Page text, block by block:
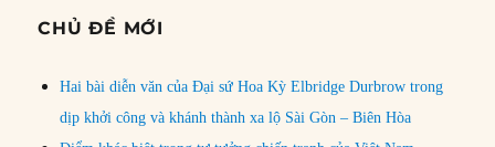
CHỦ ĐỀ MỚI
Hai bài diễn văn của Đại sứ Hoa Kỳ Elbridge Durbrow trong
dịp khởi công và khánh thành xa lộ Sài Gòn – Biên Hòa